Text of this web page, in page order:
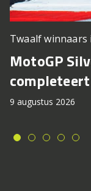
Twaalf winnaars
MotoGP
9 augustus 2026